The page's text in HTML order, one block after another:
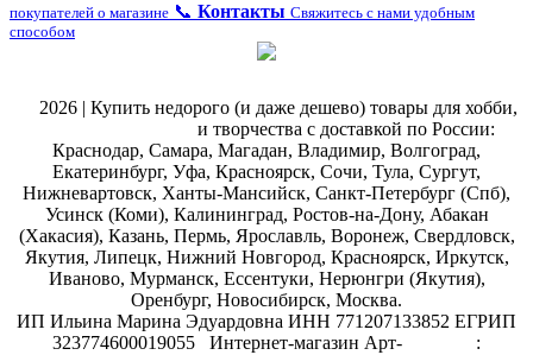
покупателей о магазине 📞 Контакты Свяжитесь с нами удобным
способом
2026 | Купить недорого (и даже дешево) товары для хобби,
и творчества с доставкой по России:
Краснодар, Самара, Магадан, Владимир, Волгоград,
Екатеринбург, Уфа, Красноярск, Сочи, Тула, Сургут,
Нижневартовск, Ханты-Мансийск, Санкт-Петербург (Спб),
Усинск (Коми), Калининград, Ростов-на-Дону, Абакан
(Хакасия), Казань, Пермь, Ярославль, Воронеж, Свердловск,
Якутия, Липецк, Нижний Новгород, Красноярск, Иркутск,
Иваново, Мурманск, Ессентуки, Нерюнгри (Якутия),
Оренбург, Новосибирск, Москва.
ИП Ильина Марина Эдуардовна ИНН 771207133852 ЕГРИП
323774600019055
Интернет-магазин Арт-
: